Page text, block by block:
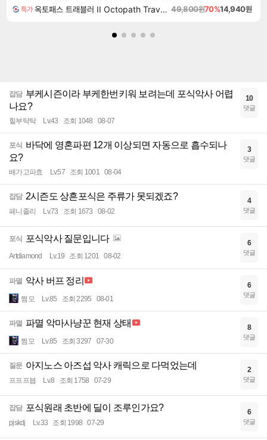
특가 옥토패스 트래블러 II Octopath Traveler II 49,800원70%14,940원
잡담 부케시즌이라 부케한번키워 보려는데 포식악사 어렵
나요?
힐부탁탁 Lv.43 조회 1048 08-07
10
댓글
포식
바닥에 영혼파편 12개 이상되면 자동으로 흡수되나
요?
배가고파효 Lv.57 조회 1001 08-04
3
댓글
잡담 2시즌도 상흔포식은 주류가 못되겠죠?
페니졸리 Lv.73 조회 1673 08-02
4
댓글
포식 포식악사 질문입니다
Artdiamond Lv.19 조회 1201 08-02
6
댓글
파멸 악사 버프 정리
쩜모 Lv.85 조회 2295 08-01
6
댓글
파멸 파멸 악마사냥꾼 현재 상태
쩜모 Lv.85 조회 3297 07-30
8
댓글
질문 아지노스 아즈섭 악사 캐릭으로 다먹었는데
프프프븝 Lv.8 조회 1758 07-29
2
댓글
잡담 포식원래 초반에 딜이 조루인가요?
pjskdj Lv.33 조회 1998 07-29
6
댓글